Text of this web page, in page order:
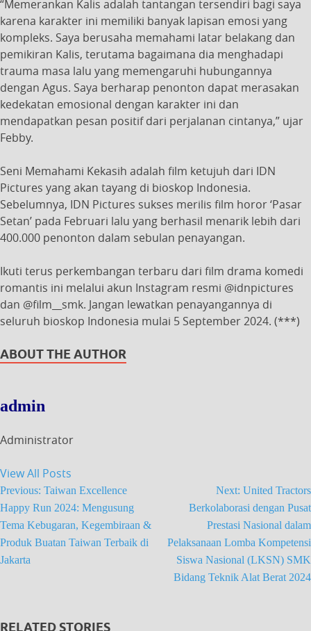
“Memerankan Kalis adalah tantangan tersendiri bagi saya
karena karakter ini memiliki banyak lapisan emosi yang
kompleks. Saya berusaha memahami latar belakang dan
pemikiran Kalis, terutama bagaimana dia menghadapi
trauma masa lalu yang memengaruhi hubungannya
dengan Agus. Saya berharap penonton dapat merasakan
kedekatan emosional dengan karakter ini dan
mendapatkan pesan positif dari perjalanan cintanya,” ujar
Febby.
Seni Memahami Kekasih adalah film ketujuh dari IDN
Pictures yang akan tayang di bioskop Indonesia.
Sebelumnya, IDN Pictures sukses merilis film horor ‘Pasar
Setan’ pada Februari lalu yang berhasil menarik lebih dari
400.000 penonton dalam sebulan penayangan.
Ikuti terus perkembangan terbaru dari film drama komedi
romantis ini melalui akun Instagram resmi @idnpictures
dan @film__smk. Jangan lewatkan penayangannya di
seluruh bioskop Indonesia mulai 5 September 2024. (***)
ABOUT THE AUTHOR
admin
Administrator
View All Posts
Previous: Taiwan Excellence
Happy Run 2024: Mengusung
Tema Kebugaran, Kegembiraan &
Produk Buatan Taiwan Terbaik di
Jakarta
Next: United Tractors
Berkolaborasi dengan Pusat
Prestasi Nasional dalam
Pelaksanaan Lomba Kompetensi
Siswa Nasional (LKSN) SMK
Bidang Teknik Alat Berat 2024
RELATED STORIES